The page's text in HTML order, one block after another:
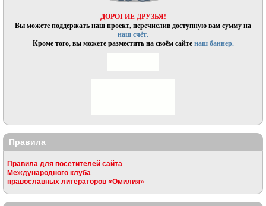
ДОРОГИЕ ДРУЗЬЯ!
Вы можете поддержать наш проект, перечислив доступную вам сумму на
наш счёт.
Кроме того, вы можете разместить на своём сайтенаш баннер.
Правила
Правила для посетителей сайта
Международного клуба
православных литераторов «Омилия»